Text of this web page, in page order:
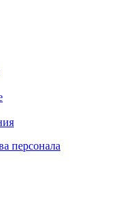
персонала